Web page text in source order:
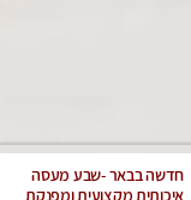
חדשה בבאר -שבע מעסה
איכותית מקצועית ומפנקת